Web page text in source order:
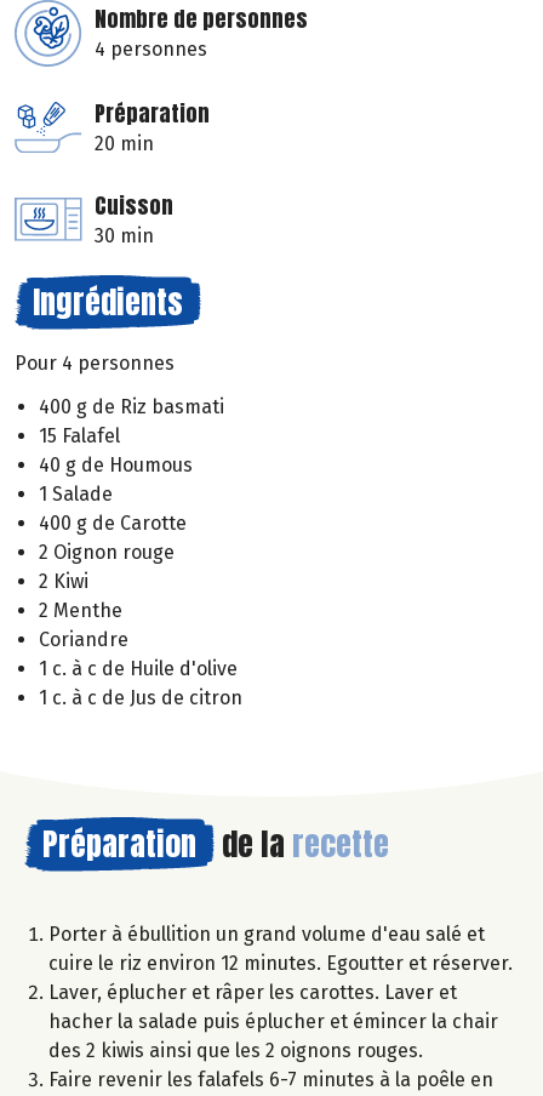
Nombre de personnes
4 personnes
Préparation
20 min
Cuisson
30 min
Ingrédients
Pour 4 personnes
400 g de Riz basmati
15 Falafel
40 g de Houmous
1 Salade
400 g de Carotte
2 Oignon rouge
2 Kiwi
2 Menthe
Coriandre
1 c. à c de Huile d'olive
1 c. à c de Jus de citron
Préparation de la recette
Porter à ébullition un grand volume d'eau salé et
cuire le riz environ 12 minutes. Egoutter et réserver.
Laver, éplucher et râper les carottes. Laver et
hacher la salade puis éplucher et émincer la chair
des 2 kiwis ainsi que les 2 oignons rouges.
Faire revenir les falafels 6-7 minutes à la poêle en